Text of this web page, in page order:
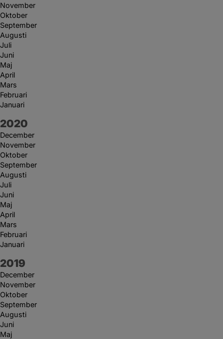
November
Oktober
September
Augusti
Juli
Juni
Maj
April
Mars
Februari
Januari
År:
2020
December
November
Oktober
September
Augusti
Juli
Juni
Maj
April
Mars
Februari
Januari
År:
2019
December
November
Oktober
September
Augusti
Juni
Maj